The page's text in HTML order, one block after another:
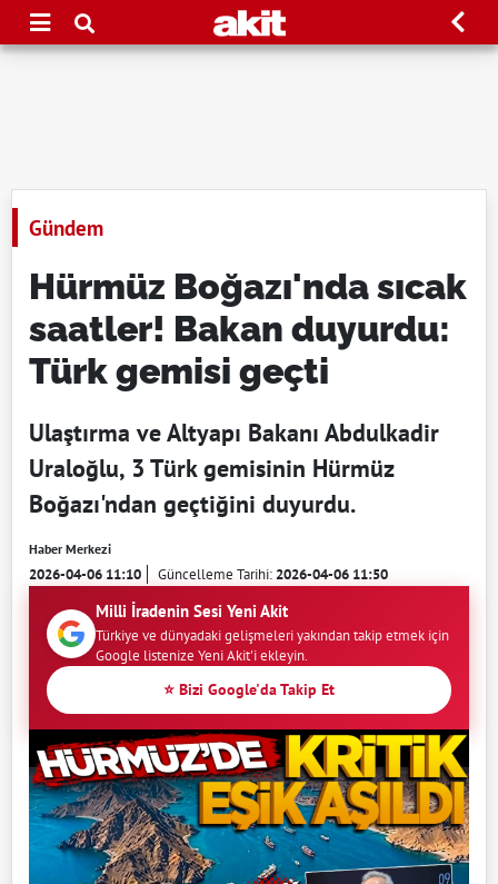
Gündem
Hürmüz Boğazı'nda sıcak
saatler! Bakan duyurdu:
Türk gemisi geçti
Ulaştırma ve Altyapı Bakanı Abdulkadir
Uraloğlu, 3 Türk gemisinin Hürmüz
Boğazı'ndan geçtiğini duyurdu.
Haber Merkezi
2026-04-06 11:10 Güncelleme Tarihi:2026-04-06 11:50
Milli İradenin Sesi Yeni Akit
Türkiye ve dünyadaki gelişmeleri yakından takip etmek için
Google listenize Yeni Akit'i ekleyin.
⭐ Bizi Google'da Takip Et